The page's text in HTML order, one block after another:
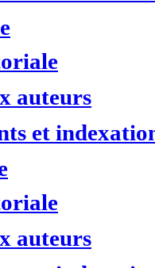
auteurs
et
auteurs